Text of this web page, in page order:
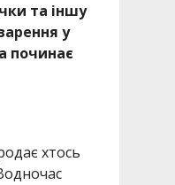
та іншу
у
починає
хтось